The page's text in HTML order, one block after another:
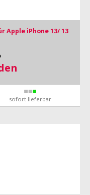
Apple iPhone 13/ 13
sofort lieferbar